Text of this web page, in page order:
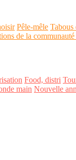
Pêle-mêle Tabous
de la
Food, distri
main Nouvelle